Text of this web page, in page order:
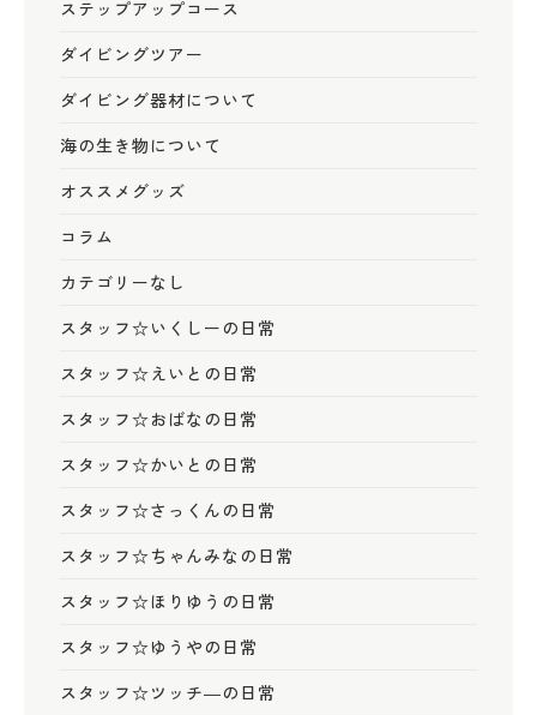
ステップアップコース
ダイビングツアー
ダイビング器材について
海の生き物について
オススメグッズ
コラム
カテゴリーなし
スタッフ☆いくしーの日常
スタッフ☆えいとの日常
スタッフ☆おばなの日常
スタッフ☆かいとの日常
スタッフ☆さっくんの日常
スタッフ☆ちゃんみなの日常
スタッフ☆ほりゆうの日常
スタッフ☆ゆうやの日常
スタッフ☆ツッチ―の日常